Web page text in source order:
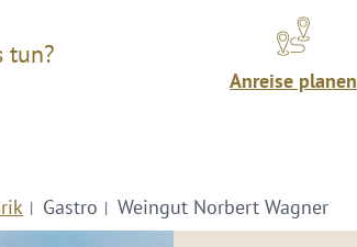
tun?
Anreise planen
Gastro Weingut Norbert Wagner